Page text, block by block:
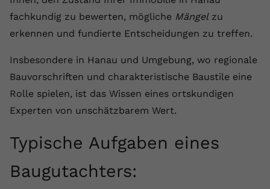
fachkundig zu bewerten, mögliche Mängelzu
erkennen und fundierte Entscheidungen zu treffen.
Insbesondere in Hanau und Umgebung, wo regionale
Bauvorschriften und charakteristische Baustile eine
Rolle spielen, ist das Wissen eines ortskundigen
Experten von unschätzbarem Wert.
Typische Aufgaben eines
Baugutachters:
Anbieter youtube.com
Zweck
YouTube setzt dieses Cookie über
eingebettete YouTube-Videos und
registriert anonyme statistische Daten.
Laufzeit